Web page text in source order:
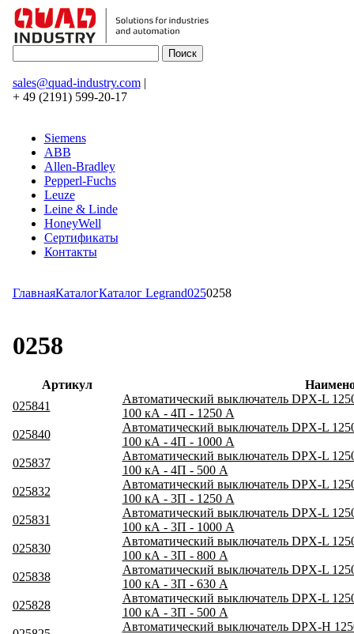
sales@quad-industry.com|
+ 49 (2191) 599-20-17
Siemens
ABB
Allen-Bradley
Pepperl-Fuchs
Leuze
Leine & Linde
HoneyWell
Сертификаты
Контакты
ГлавнаяКаталогКаталог Legrand0250258
0258
Артикул
025841
Автоматический выключатель DPX-L
100 кА - 4П - 1250 А
025840
Автоматический выключатель DPX-L
100 кА - 4П - 1000 А
025837
Автоматический выключатель DPX-L
100 кА - 4П - 500 А
025832
Автоматический выключатель DPX-L
100 кА - 3П - 1250 А
025831
Автоматический выключатель DPX-L
100 кА - 3П - 1000 А
025830
Автоматический выключатель DPX-L
100 кА - 3П - 800 А
025838
Автоматический выключатель DPX-L
100 кА - 3П - 630 А
025828
Автоматический выключатель DPX-L
100 кА - 3П - 500 А
Автоматический выключатель DPX-H